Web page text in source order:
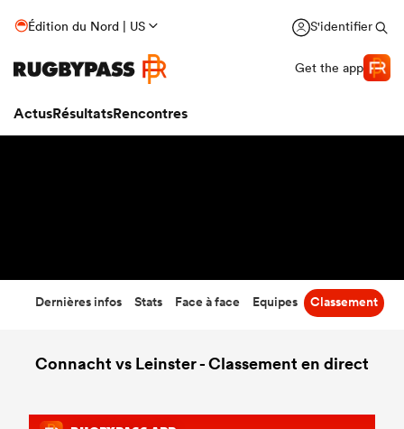
Édition du Nord | US S'identifier
Get the app
ActusRésultatsRencontres
Dernières infos Stats Face à face Equipes Classement
Connacht vs Leinster - Classement en direct